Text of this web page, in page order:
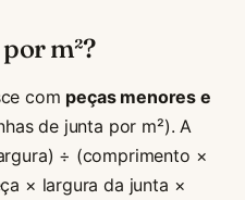
m²?
com peças menores e
de junta por m²). A
÷ (comprimento ×
× largura da junta ×